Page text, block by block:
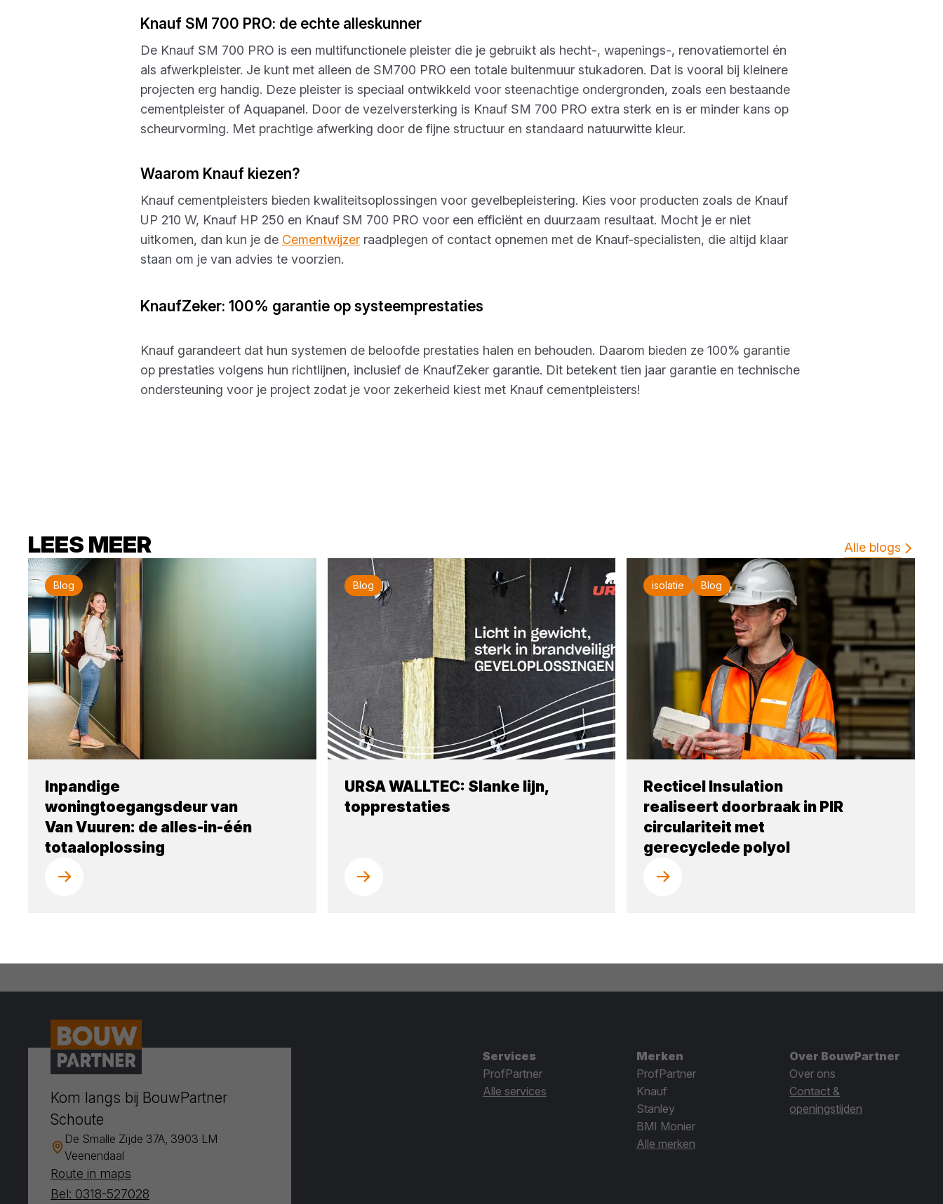
Knauf SM 700 PRO: de echte alleskunner
De Knauf SM 700 PRO is een multifunctionele pleister die je gebruikt als hecht-, wapenings-, renovatiemortel én
als afwerkpleister. Je kunt met alleen de SM700 PRO een totale buitenmuur stukadoren. Dat is vooral bij kleinere
projecten erg handig. Deze pleister is speciaal ontwikkeld voor steenachtige ondergronden, zoals een bestaande
cementpleister of Aquapanel. Door de vezelversterking is Knauf SM 700 PRO extra sterk en is er minder kans op
scheurvorming. Met prachtige afwerking door de fijne structuur en standaard natuurwitte kleur.
Waarom Knauf kiezen?
Knauf cementpleisters bieden kwaliteitsoplossingen voor gevelbepleistering. Kies voor producten zoals de Knauf
UP 210 W, Knauf HP 250 en Knauf SM 700 PRO voor een efficiënt en duurzaam resultaat. Mocht je er niet
uitkomen, dan kun je de Cementwijzer raadplegen of contact opnemen met de Knauf-specialisten, die altijd klaar
staan om je van advies te voorzien.
KnaufZeker: 100% garantie op systeemprestaties
Knauf garandeert dat hun systemen de beloofde prestaties halen en behouden. Daarom bieden ze 100% garantie
op prestaties volgens hun richtlijnen, inclusief de KnaufZeker garantie. Dit betekent tien jaar garantie en technische
ondersteuning voor je project zodat je voor zekerheid kiest met Knauf cementpleisters!
LEES MEER Alle blogs
Blog
Inpandige
woningtoegangsdeur van
Van Vuuren: de alles-in-één
totaaloplossing
Blog
URSA WALLTEC: Slanke lijn,
topprestaties
isolatie Blog
Recticel Insulation
realiseert doorbraak in PIR
circulariteit met
gerecyclede polyol
Kom langs bij BouwPartner
Schoute
De Smalle Zijde 37A, 3903 LM
Veenendaal
Route in maps
Bel: 0318-527028
Services
ProfPartner
Alle services
Merken
ProfPartner
Knauf
Stanley
BMI Monier
Alle merken
Over BouwPartner
Over ons
Contact &
openingstijden